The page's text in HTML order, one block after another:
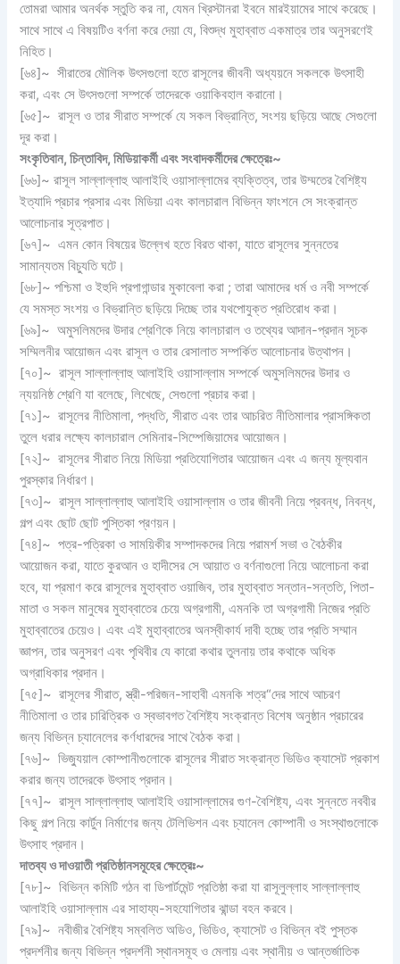
তোমরা আমার অনর্থক স্তুতি কর না, যেমন খ্রিস্টানরা ইবনে মারইয়ামের সাথে করেছে।
সাথে সাথে এ বিষয়টিও বর্ণনা করে দেয়া যে, বিশুদ্ধ মুহাব্বাত একমাত্র তার অনুসরণেই
নিহিত।
[৬৪]~ সীরাতের মৌলিক উৎসগুলো হতে রাসূলের জীবনী অধ্যয়নে সকলকে উৎসাহী
করা, এবং সে উৎসগুলো সম্পর্কে তাদেরকে ওয়াকিবহাল করানো।
[৬৫]~ রাসূল ও তার সীরাত সম্পর্কে যে সকল বিভ্রান্তি, সংশয় ছড়িয়ে আছে সেগুলো
দূর করা।
সংকৃতিবান,চিন্তাবিদ,মিডিয়াকর্মী এবং সংবাদকর্মীদের ক্ষেত্রেঃ~
[৬৬]~ রাসূল সাল্লাল্লাহু আলাইহি ওয়াসাল্লামের ব্যক্তিত্ব, তার উম্মতের বৈশিষ্ট্য
ইত্যাদি প্রচার প্রসার এবং মিডিয়া এবং কালচারাল বিভিন্ন ফাংশনে সে সংক্রান্ত
আলোচনার সূত্রপাত।
[৬৭]~ এমন কোন বিষয়ের উল্লেখ হতে বিরত থাকা, যাতে রাসূলের সুন্নতের
সামান্যতম বিচ্যুতি ঘটে।
[৬৮]~ পশ্চিমা ও ইহুদি প্রপাগান্ডার মুকাবেলা করা ; তারা আমাদের ধর্ম ও নবী সম্পর্কে
যে সমস্ত সংশয় ও বিভ্রান্তি ছড়িয়ে দিচ্ছে তার যথপোযুক্ত প্রতিরোধ করা।
[৬৯]~ অমুসলিমদের উদার শ্রেণিকে নিয়ে কালচারাল ও তথ্যের আদান-প্রদান সূচক
সম্মিলনীর আয়োজন এবং রাসূল ও তার রেসালাত সম্পর্কিত আলোচনার উত্থাপন।
[৭০]~ রাসূল সাল্লাল্লাহু আলাইহি ওয়াসাল্লাম সম্পর্কে অমুসলিমদের উদার ও
ন্যয়নিষ্ঠ শ্রেণি যা বলেছে, লিখেছে, সেগুলো প্রচার করা।
[৭১]~ রাসূলের নীতিমালা, পদ্ধতি, সীরাত এবং তার আচরিত নীতিমালার প্রাসঙ্গিকতা
তুলে ধরার লক্ষ্যে কালচারাল সেমিনার-সিম্পেজিয়ামের আয়োজন।
[৭২]~ রাসূলের সীরাত নিয়ে মিডিয়া প্রতিযোগিতার আয়োজন এবং এ জন্য মূল্যবান
পুরস্কার নির্ধারণ।
[৭৩]~ রাসূল সাল্লাল্লাহু আলাইহি ওয়াসাল্লাম ও তার জীবনী নিয়ে প্রবন্ধ, নিবন্ধ,
গল্প এবং ছোট ছোট পুস্তিকা প্রণয়ন।
[৭৪]~ পত্র-পত্রিকা ও সাময়িকীর সম্পাদকদের নিয়ে পরামর্শ সভা ও বৈঠকীর
আয়োজন করা, যাতে কুরআন ও হাদীসের সে আয়াত ও বর্ণনাগুলো নিয়ে আলোচনা করা
হবে, যা প্রমাণ করে রাসূলের মুহাব্বাত ওয়াজিব, তার মুহাব্বাত সন্তান-সন্ততি, পিতা-
মাতা ও সকল মানুষের মুহাব্বাতের চেয়ে অগ্রগামী, এমনকি তা অগ্রগামী নিজের প্রতি
মুহাব্বাতের চেয়েও। এবং এই মুহাব্বাতের অনস্বীকার্য দাবী হচ্ছে তার প্রতি সম্মান
জ্ঞাপন, তার অনুসরণ এবং পৃথিবীর যে কারো কথার তুলনায় তার কথাকে অধিক
অগ্রাধিকার প্রদান।
[৭৫]~ রাসূলের সীরাত, স্ত্রী-পরিজন-সাহাবী এমনকি শত্র“দের সাথে আচরণ
নীতিমালা ও তার চারিত্রিক ও স্বভাবগত বৈশিষ্ট্য সংক্রান্ত বিশেষ অনুষ্ঠান প্রচারের
জন্য বিভিন্ন চ্যানেলের কর্ণধারদের সাথে বৈঠক করা।
[৭৬]~ ভিজ্যুয়াল কোম্পানীগুলোকে রাসূলের সীরাত সংক্রান্ত ভিডিও ক্যাসেট প্রকাশ
করার জন্য তাদেরকে উৎসাহ প্রদান।
[৭৭]~ রাসূল সাল্লাল্লাহু আলাইহি ওয়াসাল্লামের গুণ-বৈশিষ্ট্য, এবং সুন্নতে নববীর
কিছু গল্প নিয়ে কার্টুন নির্মাণের জন্য টেলিভিশন এবং চ্যানেল কোম্পানী ও সংস্থাগুলোকে
উৎসাহ প্রদান।
দাতব্য ও দাওয়াতী প্রতিষ্ঠানসমূহের ক্ষেত্রেঃ~
[৭৮]~ বিভিন্ন কমিটি গঠন বা ডিপার্টমেন্ট প্রতিষ্ঠা করা যা রাসূলুল্লাহ সাল্লাল্লাহু
আলাইহি ওয়াসাল্লাম এর সাহায্য-সহযোগিতার ঝান্ডা বহন করবে।
[৭৯]~ নবীজীর বৈশিষ্ট্য সম্বলিত অডিও, ভিডিও, ক্যাসেট ও বিভিন্ন বই পুস্তক
প্রদর্শনীর জন্য বিভিন্ন প্রদর্শনী স্থানসমূহ ও মেলায় এবং স্থানীয় ও আন্তর্জাতিক